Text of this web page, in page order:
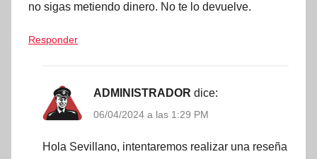
no sigas metiendo dinero. No te lo devuelve.
Responder
ADMINISTRADOR dice:
06/04/2024 a las 1:29 PM
Hola Sevillano, intentaremos realizar una reseña